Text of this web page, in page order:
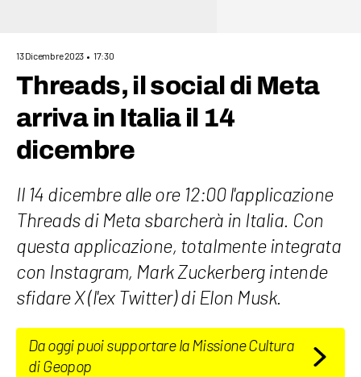
13 Dicembre 2023 17:30
Threads, il social di Meta
arriva in Italia il 14
dicembre
Il 14 dicembre alle ore 12:00 l'applicazione
Threads di Meta sbarcherà in Italia. Con
questa applicazione, totalmente integrata
con Instagram, Mark Zuckerberg intende
sfidare X (l'ex Twitter) di Elon Musk.
Da oggi puoi supportare la Missione Cultura
di Geopop